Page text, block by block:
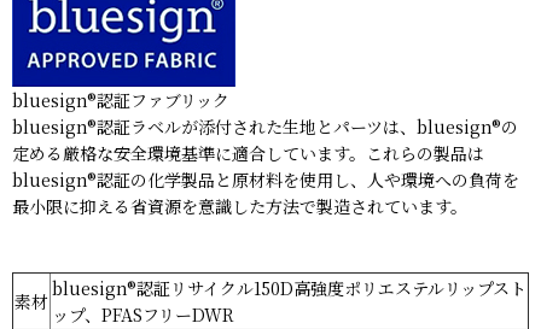
bluesign®認証ファブリック
bluesign®認証ラベルが添付された生地とパーツは、bluesign®の
定める厳格な安全環境基準に適合しています。これらの製品は
bluesign®認証の化学製品と原材料を使用し、人や環境への負荷を
最小限に抑える省資源を意識した方法で製造されています。
素材
bluesign®認証リサイクル150D高強度ポリエステルリップスト
ップ、PFASフリーDWR